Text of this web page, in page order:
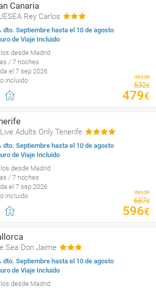
Canaria
Rey Carlos
dto. Septiembre hasta el 10 de agosto
de Viaje Incluido
desde Madrid
/ 7 noches
el 7 sep 2026
incluido
desde
532€
479€
Adults Only Tenerife
dto. Septiembre hasta el 10 de agosto
de Viaje Incluido
desde Madrid
/ 7 noches
el 7 sep 2026
incluido
desde
687€
596€
Sea Don Jaime
dto. Septiembre hasta el 10 de agosto
de Viaje Incluido
desde Madrid